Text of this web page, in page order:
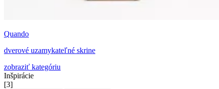
Quando
dverové uzamykateľné skrine
zobraziť kategóriu
Inšpirácie
[3]